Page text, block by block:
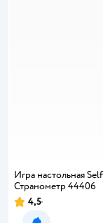
Игра настольная
Странометр 44406
Рейтинг:
4,5